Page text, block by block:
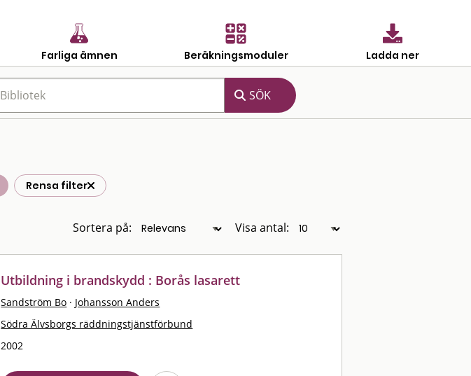
Farliga ämnen Beräkningsmoduler Ladda ner
Rensa filter
Sortera på: Visa antal:
Utbildning i brandskydd : Borås lasarett
Sandström Bo · Johansson Anders
Södra Älvsborgs räddningstjänstförbund
2002